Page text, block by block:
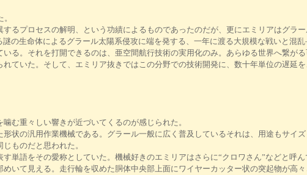
るプロセスの解明、という功績によるものであったのだが、更にエミリアはグラ
の生命体によるグラール太陽系侵攻に端を発する、一年に渡る大規模な戦いと混
る。それを打開できるのは、亜空間航行技術の実用化のみ。あらゆる世界へ繋が
ていた。そして、エミリア抜きではこの分野での技術開発に、数十年単位の遅延
む重々しい響きが近づいてくるのが感じられた。
状の汎用作業機械である。グラール一般に広く普及しているそれは、用途もサイ
ものだと思われた。
単語をその愛称としていた。機械好きのエミリアはさらに“クロワさん”などと呼ん
いて見える。走行輪を収めた胴体中央部上面にワイヤーカッター状の突起物が高